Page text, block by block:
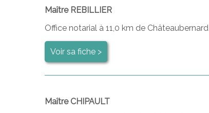
Maître REBILLIER
Office notarial à 11,0 km de Châteaubernard
Voir sa fiche >
Maître CHIPAULT